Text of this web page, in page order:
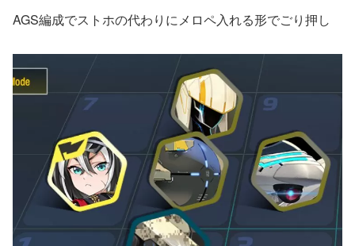
AGS編成でストホの代わりにメロペ入れる形でごり押し